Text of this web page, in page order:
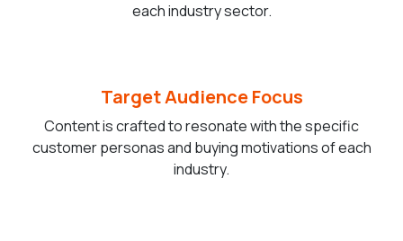
each industry sector.
Target Audience Focus
Content is crafted to resonate with the specific
customer personas and buying motivations of each
industry.